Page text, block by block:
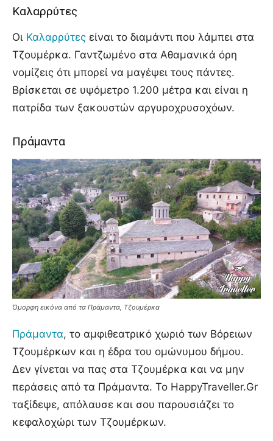
Καλαρρύτες
Οι Καλαρρύτες είναι το διαμάντι που λάμπει στα
Τζουμέρκα. Γαντζωμένο στα Αθαμανικά όρη
νομίζεις ότι μπορεί να μαγέψει τους πάντες.
Βρίσκεται σε υψόμετρο 1.200 μέτρα και είναι η
πατρίδα των ξακουστών αργυροχρυσοχόων.
Πράμαντα
Όμορφη εικόνα από τα Πράμαντα, Τζουμέρκα
Πράμαντα, το αμφιθεατρικό χωριό των Βόρειων
Τζουμέρκων και η έδρα του ομώνυμου δήμου.
Δεν γίνεται να πας στα Τζουμέρκα και να μην
περάσεις από τα Πράμαντα. Το HappyTraveller.Gr
ταξίδεψε, απόλαυσε και σου παρουσιάζει το
κεφαλοχώρι των Τζουμέρκων.